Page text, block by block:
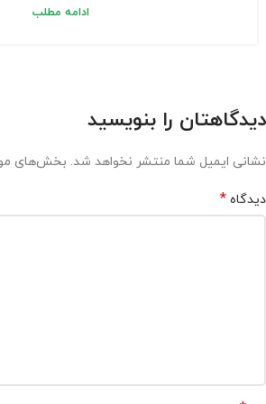
ادامه مطلب
دیدگاهتان را بنویسید
نشانی ایمیل شما منتشر نخواهد شد. بخش‌های
دیدگاه *